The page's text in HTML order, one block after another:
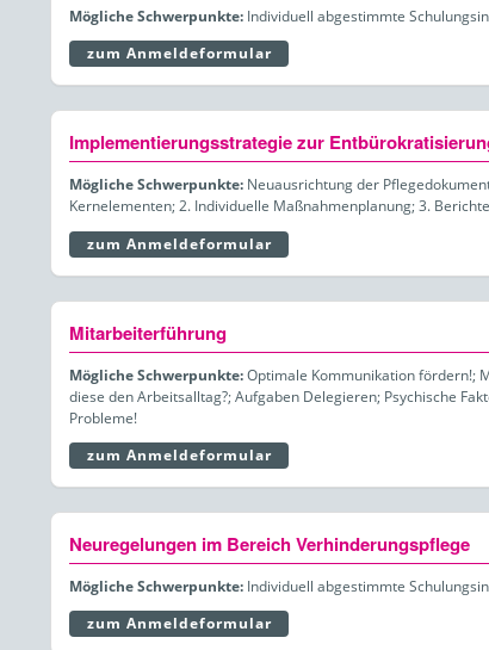
Mögliche Schwerpunkte: Individuell abgestimmte
zum Anmeldeformular
Implementierungsstrategie zur
Mögliche Schwerpunkte: Neuausrichtung der
Kernelementen; 2. Individuelle Maßnahmenplanung; 3.
zum Anmeldeformular
Mitarbeiterführung
Mögliche Schwerpunkte:Optimale Kommunikation fördern!;
diese den Arbeitsalltag?; Aufgaben Delegieren; Psychische
Probleme!
zum Anmeldeformular
Neuregelungen im Bereich Verhinderungspflege
Mögliche Schwerpunkte: Individuell abgestimmte
zum Anmeldeformular